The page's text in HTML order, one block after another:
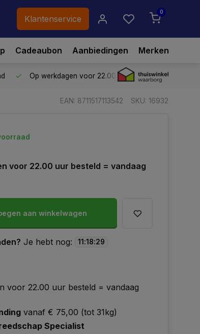
Klantenservice
0
Cadeaubon Aanbiedingen Merken
Op werkdagen voor 22.00 uur besteld,vandaag
EAN: 8711517113542 SKU: 16932
voor 22.00 uur besteld = vandaag
aan winkelwagen
Je hebt nog: 11:18:28
voor 22.00 uur besteld = vandaag
vanaf € 75,00 (tot 31kg)
Specialist